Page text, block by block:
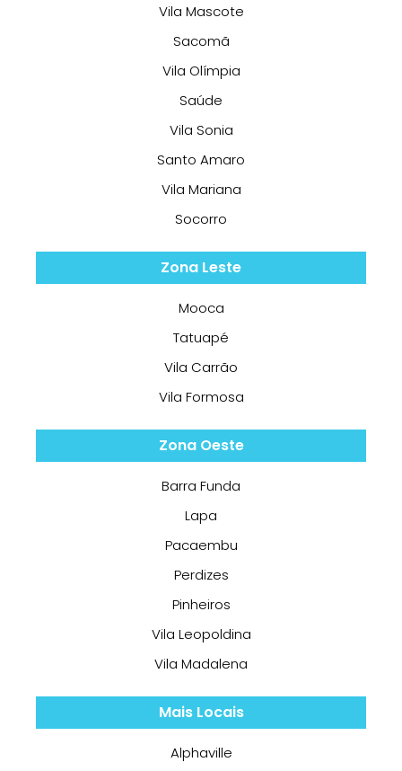
Vila Mascote
Sacomã
Vila Olímpia
Saúde
Vila Sonia
Santo Amaro
Vila Mariana
Socorro
Zona Leste
Mooca
Tatuapé
Vila Carrão
Vila Formosa
Zona Oeste
Barra Funda
Lapa
Pacaembu
Perdizes
Pinheiros
Vila Leopoldina
Vila Madalena
Mais Locais
Alphaville